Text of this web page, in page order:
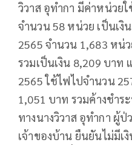
วิวาส อุทำกา มีค่าหน่วย
จำนวน 58 หน่วย เป็นเ
2565 จำนวน 1,683 หน่
รวมเป็นเงิน 8,209 บาท
2565 ใช้ไฟไปจำนวน
1,051 บาท รวมค้างชำร
ทางนางวิวาส อุทำกา ผู้
เจ้าของบ้าน ยืนยันไม่มีเ